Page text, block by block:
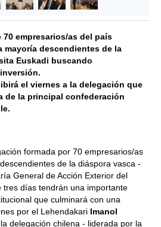
70 empresarios/as del país
mayoría descendientes de la
Euskadi buscando
el viernes a la delegación que
de la principal confederación
formada por 70 empresarios/as
de la diáspora vasca -
General de Acción Exterior del
tres días tendrán una importante
que culminará con una
por el Lehendakari Imanol
la delegación chilena - liderada por la